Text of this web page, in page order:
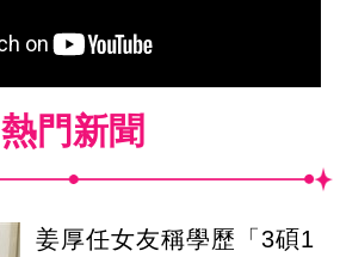
熱門新聞
姜厚任女友稱學歷「3碩1